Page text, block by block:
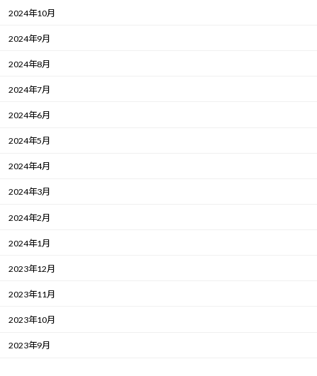
2024年10月
2024年9月
2024年8月
2024年7月
2024年6月
2024年5月
2024年4月
2024年3月
2024年2月
2024年1月
2023年12月
2023年11月
2023年10月
2023年9月